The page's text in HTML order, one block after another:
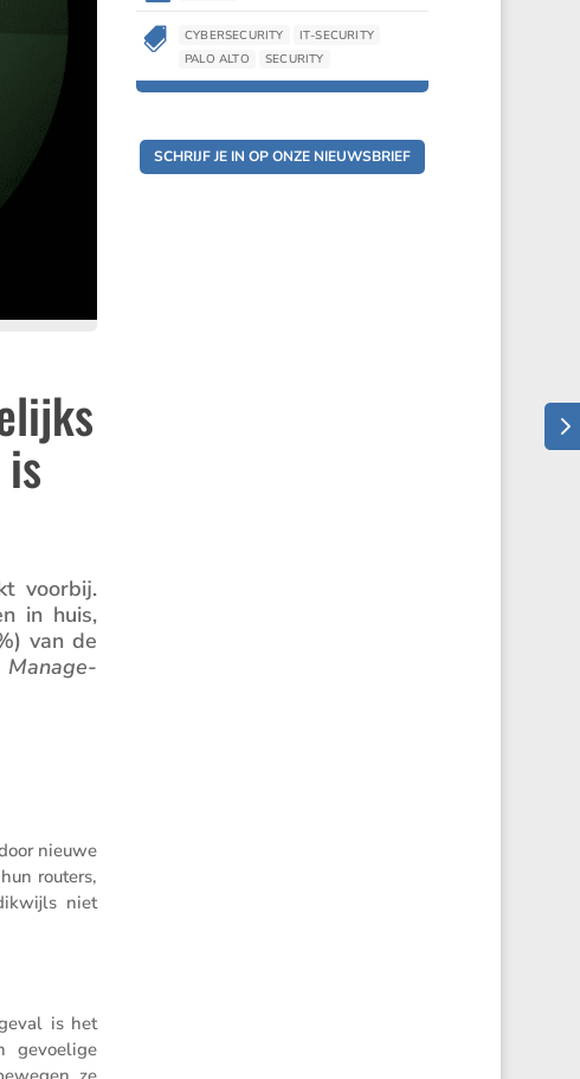
voorbij.
in huis,
van de
Manage­
nieuwe
routers,
niet
is het
gevoe­lige
 CYBERSECURITY
IT-SECURITY
PALO ALTO
SECURITY
SCHRIJF JE IN OP ONZE NIEUWSBRIEF